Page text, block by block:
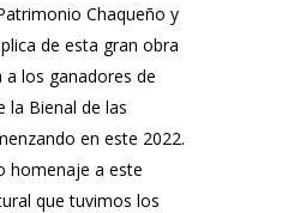
Chaqueño y
de esta gran obra
a los ganadores de
la Bienal de las
en este 2022.
homenaje a este
que tuvimos los